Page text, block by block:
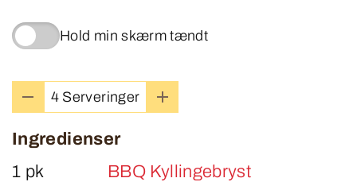
Hold min skærm tændt
4 Serveringer
Ingredienser
1 pk
BBQ Kyllingebryst